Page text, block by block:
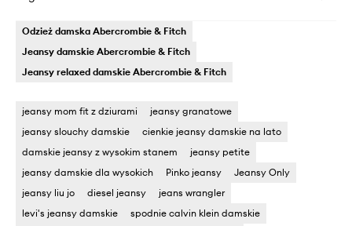
Odzież damska Abercrombie & Fitch
Jeansy damskie Abercrombie & Fitch
Jeansy relaxed damskie Abercrombie & Fitch
jeansy mom fit z dziurami
jeansy granatowe
jeansy slouchy damskie
cienkie jeansy damskie na lato
damskie jeansy z wysokim stanem
jeansy petite
jeansy damskie dla wysokich
Pinko jeansy
Jeansy Only
jeansy liu jo
diesel jeansy
jeans wrangler
levi's jeansy damskie
spodnie calvin klein damskie